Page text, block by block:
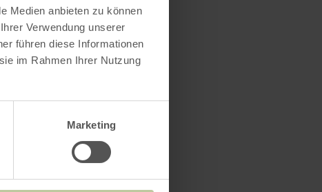
Medien anbieten zu können
Verwendung unserer
führen diese Informationen
im Rahmen Ihrer Nutzung
Marketing